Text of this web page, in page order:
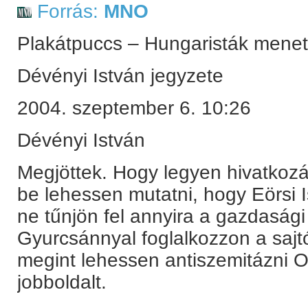
Forrás: MNO
Plakátpuccs – Hungaristák
Dévényi István jegyzete
2004. szeptember 6. 10:26
Dévényi István
Megjöttek. Hogy legyen
be lehessen mutatni, hogy Eörsi
ne tűnjön fel annyira a
Gyurcsánnyal foglalkozzon a
megint lehessen antiszemitázni
jobboldalt.